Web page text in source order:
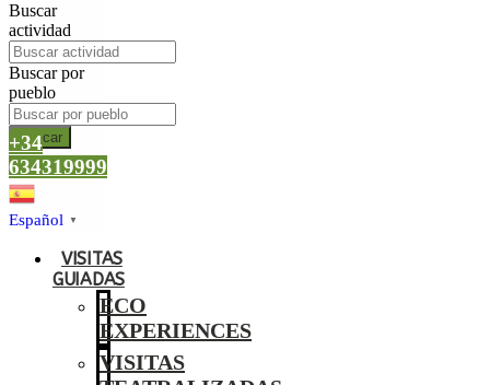
Buscar
actividad
Buscar por
pueblo
Buscar
+34
634319999
Español ▼
VISITAS
GUIADAS
ECO
EXPERIENCES
VISITAS